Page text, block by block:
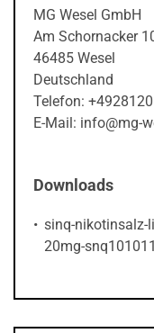
MG Wesel GmbH
Am Schornacker
46485 Wesel
Deutschland
Telefon:
E-Mail: info@mg-
Downloads
sinq-nikotinsalz-
20mg-